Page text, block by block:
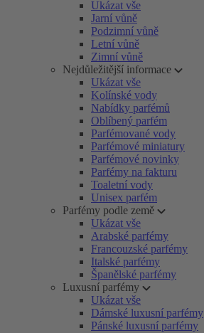
Ukázat vše
Jarní vůně
Podzimní vůně
Letní vůně
Zimní vůně
Nejdůležitější informace
Ukázat vše
Kolínské vody
Nabídky parfémů
Oblíbený parfém
Parfémované vody
Parfémové miniatury
Parfémové novinky
Parfémy na fakturu
Toaletní vody
Unisex parfém
Parfémy podle země
Ukázat vše
Arabské parfémy
Francouzské parfémy
Italské parfémy
Španělské parfémy
Luxusní parfémy
Ukázat vše
Dámské luxusní parfémy
Pánské luxusní parfémy